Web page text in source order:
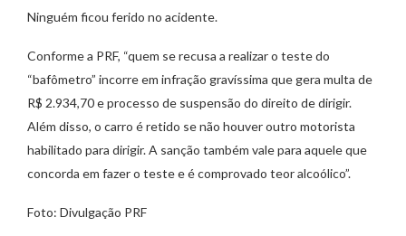
Ninguém ficou ferido no acidente.
Conforme a PRF, “quem se recusa a realizar o teste do
“bafômetro” incorre em infração gravíssima que gera multa de
R$ 2.934,70 e processo de suspensão do direito de dirigir.
Além disso, o carro é retido se não houver outro motorista
habilitado para dirigir. A sanção também vale para aquele que
concorda em fazer o teste e é comprovado teor alcoólico”.
Foto: Divulgação PRF